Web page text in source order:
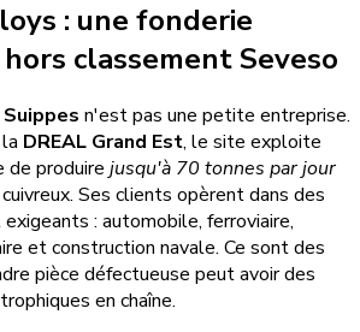
: une fonderie
classement Seveso
n'est pas une petite entreprise.
DREAL Grand Est, le site exploite
de produire jusqu'à 70 tonnes par jour
Ses clients opèrent dans des
: automobile, ferroviaire,
et construction navale. Ce sont des
pièce défectueuse peut avoir des
en chaîne.